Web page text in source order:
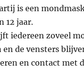
is een
12 jaar.
iedereen zoveel
de vensters
en contact met